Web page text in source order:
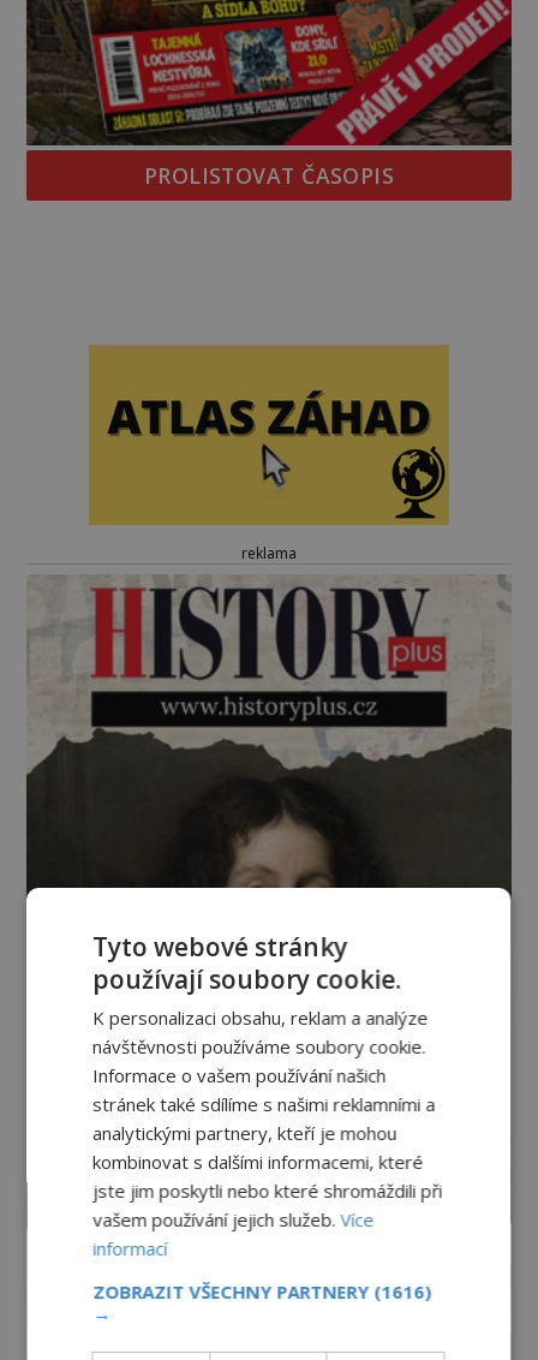
PROLISTOVAT ČASOPIS
reklama
Tyto webové stránky
používají soubory cookie.
K personalizaci obsahu, reklam a analýze
návštěvnosti používáme soubory cookie.
Informace o vašem používání našich
stránek také sdílíme s našimi reklamními a
analytickými partnery, kteří je mohou
kombinovat s dalšími informacemi, které
jste jim poskytli nebo které shromáždili při
vašem používání jejich služeb.Více
informací
ZOBRAZIT VŠECHNY PARTNERY (1616)
→